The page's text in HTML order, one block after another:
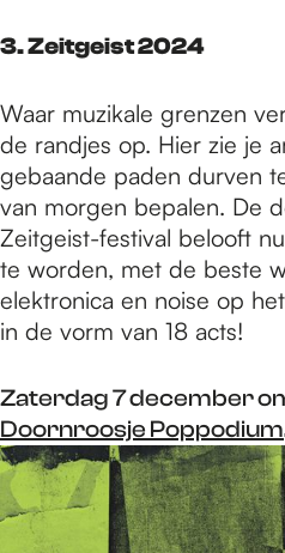
3. Zeitgeist 2024
Waar muzikale grenzen
de randjes op. Hier zie je
gebaande paden durven
van morgen bepalen. De
Zeitgeist-festival belooft
te worden, met de beste
elektronica en noise op
in de vorm van 18 acts!
Zaterdag 7 december
Doornroosje Poppodium